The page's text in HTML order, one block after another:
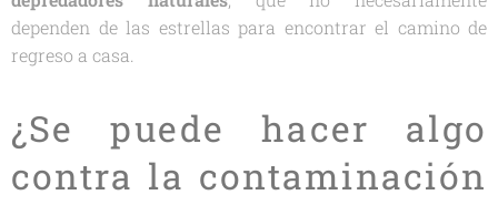
dependen de las estrellas para encontrar el camino de
regreso a casa.
¿Se puede hacer algo
contra la contaminación